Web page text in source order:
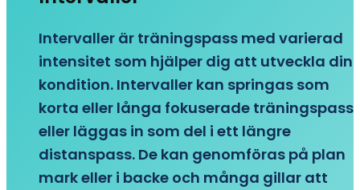
Intervaller är träningspass med varierad
intensitet som hjälper dig att utveckla din
kondition. Intervaller kan springas som
korta eller långa fokuserade träningspass
eller läggas in som del i ett längre
distanspass. De kan genomföras på plan
mark eller i backe och många gillar att